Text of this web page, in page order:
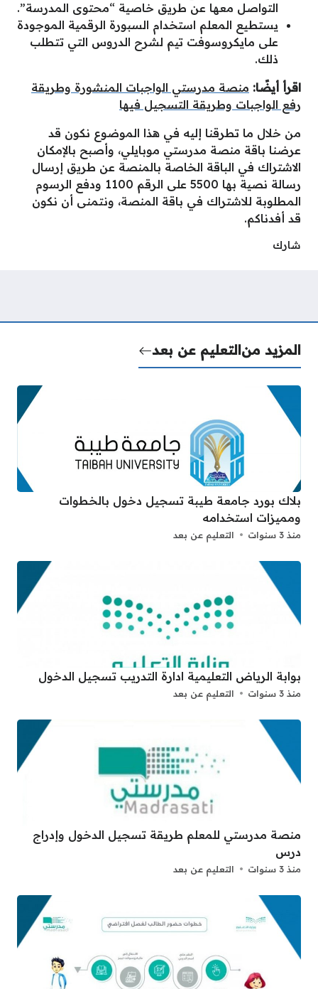
التواصل معها عن طريق خاصية “محتوى المدرسة”.
يستطيع المعلم استخدام السبورة الرقمية الموجودة
على مايكروسوفت تيم لشرح الدروس التي تتطلب
ذلك.
اقرأ أيضًا: منصة مدرستي الواجبات المنشورة وطريقة
رفع الواجبات وطريقة التسجيل فيها
من خلال ما تطرقنا إليه في هذا الموضوع نكون قد
عرضنا باقة منصة مدرستي موبايلي، وأصبح بالإمكان
الاشتراك في الباقة الخاصة بالمنصة عن طريق إرسال
رسالة نصية بها 5500 على الرقم 1100 ودفع الرسوم
المطلوبة للاشتراك في باقة المنصة، ونتمنى أن نكون
قد أفدناكم.
شارك
المزيد منالتعليم عن بعد
بلاك بورد جامعة طيبة تسجيل دخول بالخطوات
ومميزات استخدامه
منذ 3 سنوات التعليم عن بعد
بوابة الرياض التعليمية ادارة التدريب تسجيل الدخول
منذ 3 سنوات التعليم عن بعد
منصة مدرستي للمعلم طريقة تسجيل الدخول وإدراج
درس
منذ 3 سنوات التعليم عن بعد